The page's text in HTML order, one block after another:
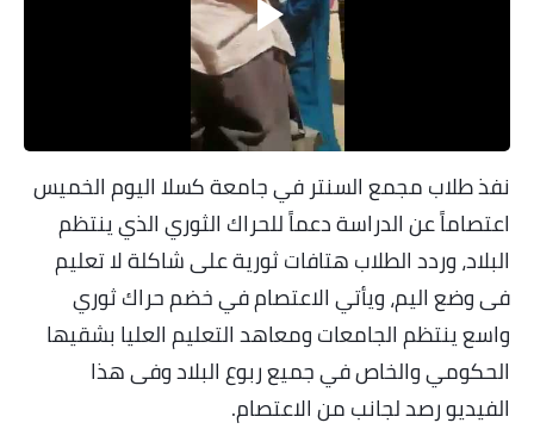
مجرد راى
منوعات
مواضيع عامة
نفذ طلاب مجمع السنتر في جامعة كسلا اليوم الخميس
اعتصاماً عن الدراسة دعماً للحراك الثوري الذي ينتظم
البلاد، وردد الطلاب هتافات ثورية على شاكلة لا تعليم
فى وضع اليم، ويأتي الاعتصام في خضم حراك ثوري
واسع ينتظم الجامعات ومعاهد التعليم العليا بشقيها
الحكومي والخاص في جميع ربوع البلاد وفى هذا
الفيديو رصد لجانب من الاعتصام.